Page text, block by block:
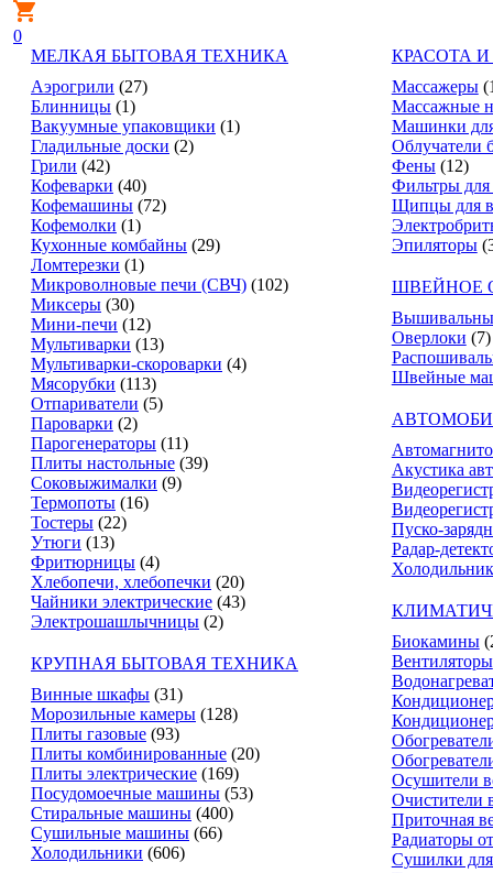
0
МЕЛКАЯ БЫТОВАЯ ТЕХНИКА
Аэрогрили (27)
Блинницы (1)
Вакуумные упаковщики (1)
Гладильные доски (2)
Грили (42)
Кофеварки (40)
Кофемашины (72)
Кофемолки (1)
Кухонные комбайны (29)
Ломтерезки (1)
Микроволновые печи (СВЧ) (102)
Миксеры (30)
Мини-печи (12)
Мультиварки (13)
Мультиварки-скороварки (4)
Мясорубки (113)
Отпариватели (5)
Пароварки (2)
Парогенераторы (11)
Плиты настольные (39)
Соковыжималки (9)
Термопоты (16)
Тостеры (22)
Утюги (13)
Фритюрницы (4)
Хлебопечи, хлебопечки (20)
Чайники электрические (43)
Электрошашлычницы (2)
КРУПНАЯ БЫТОВАЯ ТЕХНИКА
Винные шкафы (31)
Морозильные камеры (128)
Плиты газовые (93)
Плиты комбинированные (20)
Плиты электрические (169)
Посудомоечные машины (53)
Стиральные машины (400)
Сушильные машины (66)
Холодильники (606)
КРАСОТА И
Массажеры
Массажные
Машинки
Облучатели
Фены (12)
Фильтры
Щипцы для
Эпиляторы
ШВЕЙНОЕ
Оверлоки (7)
Швейные
Акустика
Пуско-
Радар-
Биокамины
Вентиляторы
Осушители
Очистители
Приточная
Радиаторы
Сушилки